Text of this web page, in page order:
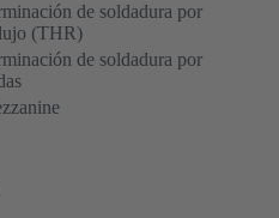
de soldadura por
(THR)
de soldadura por